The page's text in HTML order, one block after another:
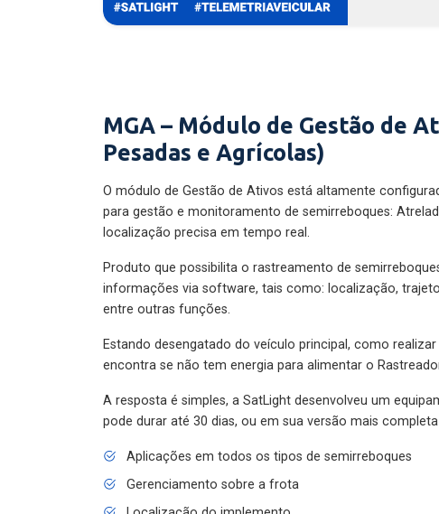
MGA – Módulo de Gestão de
Pesadas e Agrícolas)
O módulo de Gestão de Ativos está altamente
para gestão e monitoramento de semirreboques:
localização precisa em tempo real.
Produto que possibilita o rastreamento de
informações via software, tais como: localização,
entre outras funções.
Estando desengatado do veículo principal, como
encontra se não tem energia para alimentar o
A resposta é simples, a SatLight desenvolveu um
pode durar até 30 dias, ou em sua versão mais
Aplicações em todos os tipos de semirreboques
Gerenciamento sobre a frota
Localização do implemento